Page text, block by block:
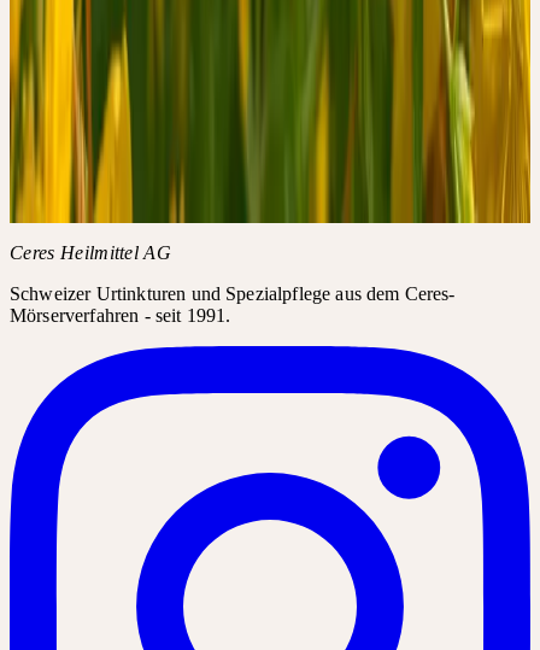
Auf Instagram ansehen
Auf YouTube
↗
Inhalt
Die Studie
Was die Studie zeigt
Zur Einordnung: Was die Studie nicht zeigt
Was die Herstellung besonders macht
Interessenkonflikt und Transparenz
Originalarbeit
Ceres Heilmittel AG
Schweizer Urtinkturen und Spezialpflege aus dem Ceres-
Mörserverfahren - seit 1991.